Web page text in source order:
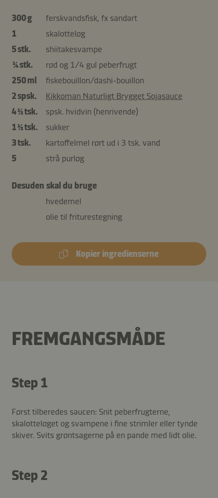
300 g
ferskvandsfisk, fx sandart
1
skalotteløg
5 stk.
shiitakesvampe
¼ stk.
rød og 1/4 gul peberfrugt
250 ml
fiskebouillon/dashi-bouillon
2 spsk.
Kikkoman Naturligt Brygget Sojasauce
4 ½ tsk.
spsk. hvidvin (henrivende)
1 ½ tsk.
sukker
3 tsk.
kartoffelmel rørt ud i 3 tsk. vand
5
strå purløg
Desuden skal du bruge
hvedemel
olie til friturestegning
Kopier ingredienserne
FREMGANGSMÅDE
Step 1
Først tilberedes saucen: Snit peberfrugterne,
skalotteløget og svampene i fine strimler eller tynde
skiver. Svits grøntsagerne på en pande med lidt olie.
Step 2